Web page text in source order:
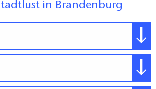
in Brandenburg